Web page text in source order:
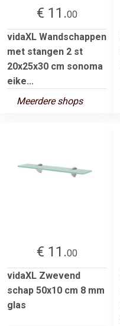
€ 11.00
vidaXL Wandschappen
met stangen 2 st
20x25x30 cm sonoma
eike...
Meerdere shops
€ 11.00
vidaXL Zwevend
schap 50x10 cm 8 mm
glas